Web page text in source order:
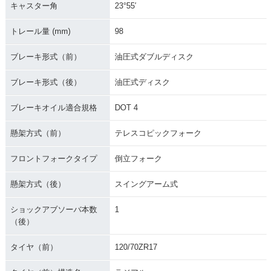
キャスター角 23°55′
トレール量 (mm) 98
ブレーキ形式（前） 油圧式ダブルディスク
ブレーキ形式（後） 油圧式ディスク
ブレーキオイル適合規格 DOT 4
懸架方式（前） テレスコピックフォーク
フロントフォークタイプ 倒立フォーク
懸架方式（後） スイングアーム式
ショックアブソーバ本数
（後）
1
タイヤ（前） 120/70ZR17